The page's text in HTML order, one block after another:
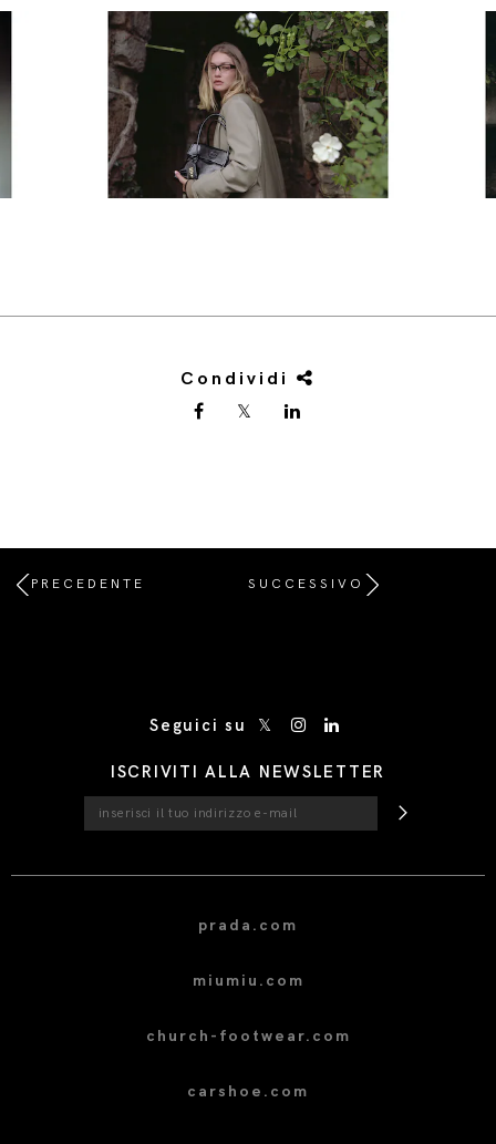
Condividi
PRECEDENTE SUCCESSIVO
Seguici su
ISCRIVITI ALLA NEWSLETTER
prada.com
miumiu.com
church-footwear.com
carshoe.com